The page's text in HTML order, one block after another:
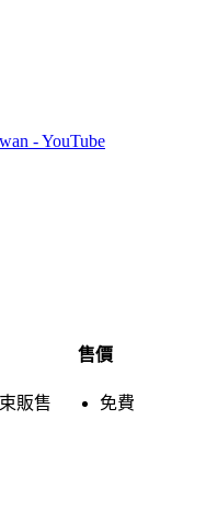
- YouTube
售價
販售 免費